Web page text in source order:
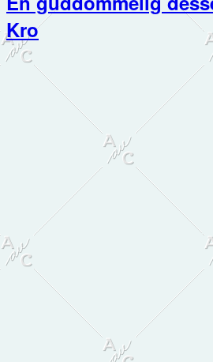
Kro
Primær
Sidebar